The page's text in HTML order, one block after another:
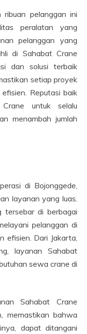
ribuan pelanggan ini
peralatan yang
pelanggan yang
di Sahabat Crane
dan solusi terbaik
setiap proyek
Reputasi baik
untuk selalu
menambah jumlah
di Bojonggede,
layanan yang luas.
di berbagai
pelanggan di
efisien. Dari Jakarta,
layanan Sahabat
sewa crane di
Sahabat Crane
memastikan bahwa
dapat ditangani